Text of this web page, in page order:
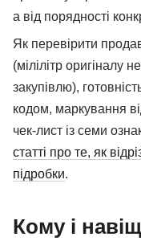
а від порядності
Як перевірити
(мілілітр
закупівлю),
кодом, маркування
чек-лист із семи
статті про те, як
підробки.
Кому і